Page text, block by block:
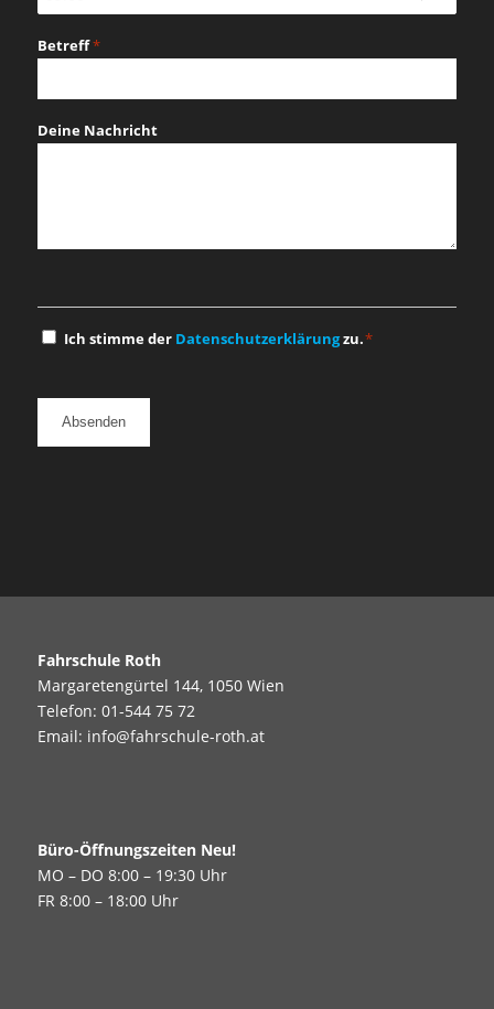
Betreff*
Deine Nachricht
Einwilligung
Ich stimme der Datenschutzerklärungzu.*
Fahrschule Roth
Margaretengürtel 144, 1050 Wien
Telefon: 01-544 75 72
Email: info@fahrschule-roth.at
Büro-Öffnungszeiten Neu!
MO – DO 8:00 – 19:30 Uhr
FR 8:00 – 18:00 Uhr